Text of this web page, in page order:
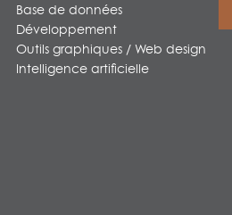
Base de données
Développement
Outils graphiques / Web design
Intelligence artificielle